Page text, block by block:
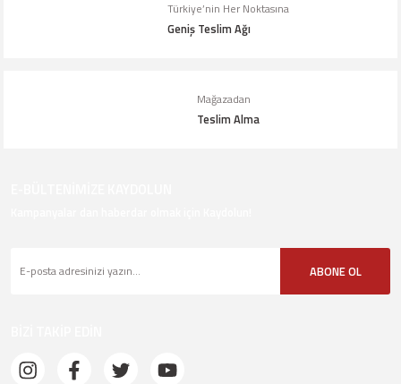
Türkiye’nin Her Noktasına
Geniş Teslim Ağı
Mağazadan
Teslim Alma
ABONE OL